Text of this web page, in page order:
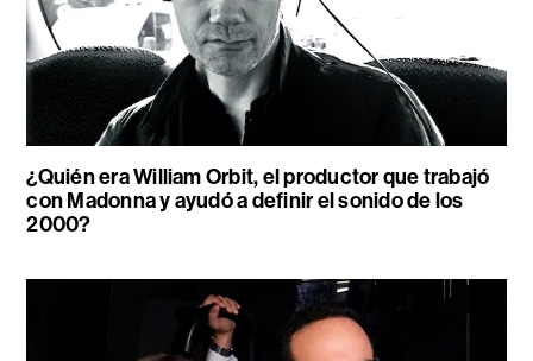
¿Quién era William Orbit, el productor que trabajó
con Madonna y ayudó a definir el sonido de los
2000?